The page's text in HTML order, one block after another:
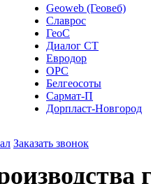
Geoweb (Геовеб)
Славрос
ГеоС
Диалог СТ
Евродор
ОРС
Белгеосоты
Сармат-П
Дорпласт-Новгород
Заказать звонок